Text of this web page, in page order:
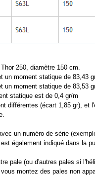
250, diamètre 150 cm.
un moment statique de 83,43
un moment statique de 83,53
statique est de 0,4 gr/m
différentes (écart 1,85 gr), et
un numéro de série
également indiqué dans la
pale (ou d'autres pales si
montez des pales non